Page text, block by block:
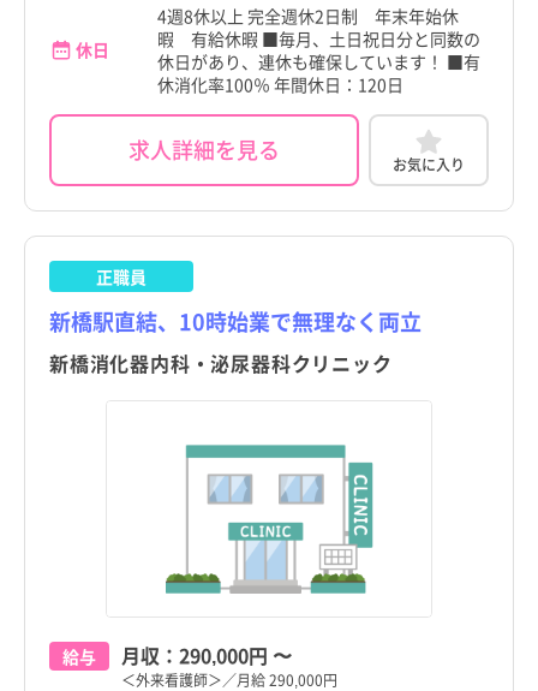
休日
4週8休以上 完全週休2日制 年末年始休
暇 有給休暇 ■毎月、土日祝日分と同数の
休日があり、連休も確保しています！ ■有
休消化率100％ 年間休日：120日
求人詳細を見る お気に入り
正職員
新橋駅直結、10時始業で無理なく両立
新橋消化器内科・泌尿器科クリニック
給与 月収： 290,000円 〜
＜外来看護師＞／月給 290,000円